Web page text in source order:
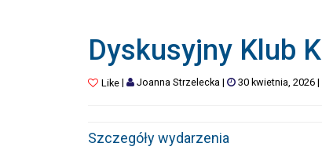
Dyskusyjny Klub
Like| Joanna Strzelecka| 30 kwietnia, 2026|
Szczegóły wydarzenia